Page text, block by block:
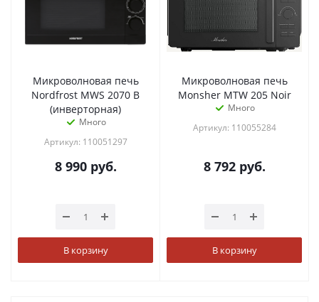
Микроволновая печь
Nordfrost MWS 2070 B
(инверторная)
Много
Артикул: 110051297
8 990руб.
В корзину
Микроволновая печь
Monsher MTW 205 Noir
Много
Артикул: 110055284
8 792руб.
В корзину